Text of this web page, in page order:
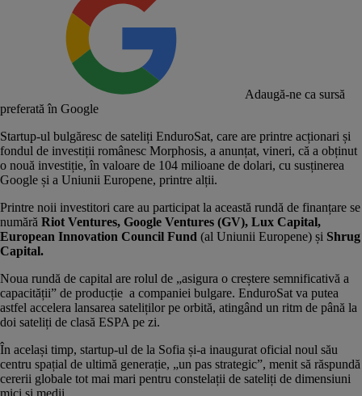
Adaugă-ne ca sursă
preferată în Google
Startup-ul bulgăresc de sateliți EnduroSat, care are printre acționari și
fondul de investiții românesc Morphosis, a anunțat, vineri, că a obținut
o nouă investiție, în valoare de 104 milioane de dolari, cu susținerea
Google și a Uniunii Europene, printre alții.
Printre noii investitori care au participat la această rundă de finanțare se
numără Riot Ventures, Google Ventures (GV), Lux Capital,
European Innovation Council Fund (al Uniunii Europene) și Shrug
Capital.
Noua rundă de capital are rolul de „asigura o creștere semnificativă a
capacității” de producție a companiei bulgare. EnduroSat va putea
astfel accelera lansarea sateliților pe orbită, atingând un ritm de până la
doi sateliți de clasă ESPA pe zi.
În același timp, startup-ul de la Sofia și-a inaugurat oficial noul său
centru spațial de ultimă generație, „un pas strategic”, menit să răspundă
cererii globale tot mai mari pentru constelații de sateliți de dimensiuni
mici și medii.